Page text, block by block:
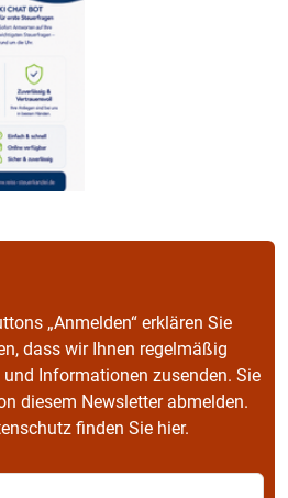
„Anmelden“ erklären Sie
dass wir Ihnen regelmäßig
Informationen zusenden. Sie
diesem Newsletter abmelden.
finden Sie hier.